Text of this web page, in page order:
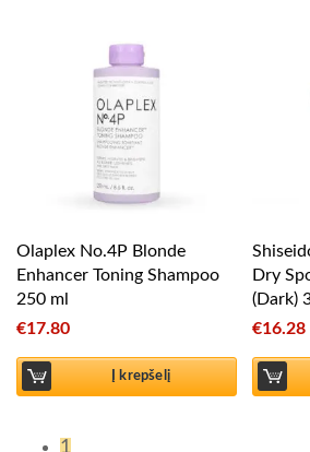
Olaplex No.4P Blonde
Enhancer Toning Shampoo
250 ml
€17.80
Į krepšelį
Dry
(Dark)
€16.28
1